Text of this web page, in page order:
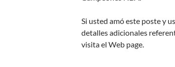
Si usted amó este poste y
detalles adicionales
visita el Web page.